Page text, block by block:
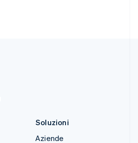
Soluzioni
Aziende